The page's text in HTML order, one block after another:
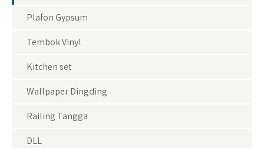
Plafon Gypsum
Tembok Vinyl
Kitchen set
Wallpaper Dingding
Railing Tangga
DLL